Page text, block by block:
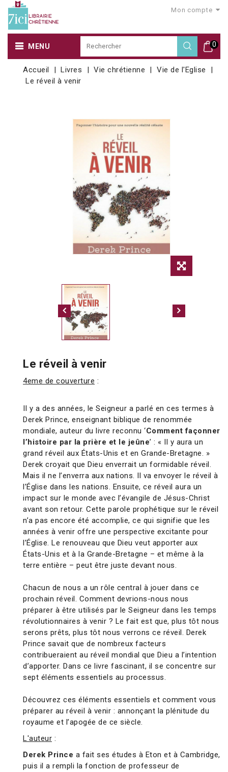
Mon compte
0
MENU
Accueil Livres Vie chrétienne
Vie de l'Eglise
Le réveil à venir
Le réveil à venir
4eme de couverture :
Il y a des années, le Seigneur a parlé en ces termes à
Derek Prince, enseignant biblique de renommée
mondiale, auteur du livre reconnu ‘Comment façonner
l’histoire par la prière et le jeûne’ : « Il y aura un
grand réveil aux États-Unis et en Grande-Bretagne. »
Derek croyait que Dieu enverrait un formidable réveil.
Mais il ne l’enverra aux nations. Il va envoyer le réveil à
l’Église dans les nations. Ensuite, ce réveil aura un
impact sur le monde avec l’évangile de Jésus-Christ
avant son retour. Cette parole prophétique sur le réveil
n’a pas encore été accomplie, ce qui signifie que les
années à venir offre une perspective excitante pour
l’Église. Le renouveau que Dieu veut apporter aux
États-Unis et à la Grande-Bretagne – et même à la
terre entière – peut être juste devant nous.
Chacun de nous a un rôle central à jouer dans ce
prochain réveil. Comment devrions-nous nous
préparer à être utilisés par le Seigneur dans les temps
révolutionnaires à venir ? Le fait est que, plus tôt nous
serons prêts, plus tôt nous verrons ce réveil. Derek
Prince savait que de nombreux facteurs
contribueraient au réveil mondial que Dieu a l’intention
d’apporter. Dans ce livre fascinant, il se concentre sur
sept éléments essentiels au processus.
Découvrez ces éléments essentiels et comment vous
préparer au réveil à venir : annonçant la plénitude du
royaume et l’apogée de ce siècle.
L'auteur :
Derek Prince a fait ses études à Eton et à Cambridge,
puis il a rempli la fonction de professeur de